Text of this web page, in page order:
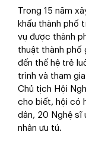
Trong 15 năm
khấu thành phố
vụ được thành
thuật thành phố
đến thế hệ trẻ
trình và tham
Chủ tịch Hội
cho biết, hội có
dân, 20 Nghệ sĩ
nhân ưu tú.